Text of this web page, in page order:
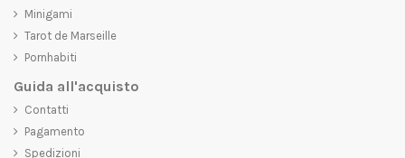
Minigami
Tarot de Marseille
Pornhabiti
Guida all'acquisto
Contatti
Pagamento
Spedizioni